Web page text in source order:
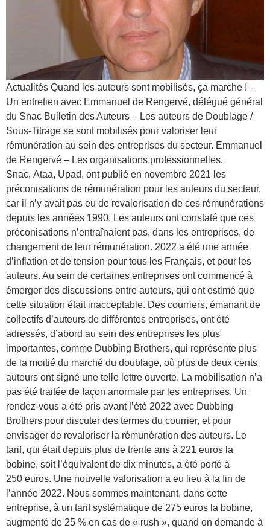
Actualités Quand les auteurs sont mobilisés, ça marche ! –
Un entretien avec Emmanuel de Rengervé, délégué général
du Snac Bulletin des Auteurs – Les auteurs de Doublage /
Sous-Titrage se sont mobilisés pour valoriser leur
rémunération au sein des entreprises du secteur. Emmanuel
de Rengervé – Les organisations professionnelles,
Snac, Ataa, Upad, ont publié en novembre 2021 les
préconisations de rémunération pour les auteurs du secteur,
car il n’y avait pas eu de revalorisation de ces rémunérations
depuis les années 1990. Les auteurs ont constaté que ces
préconisations n’entraînaient pas, dans les entreprises, de
changement de leur rémunération. 2022 a été une année
d’inflation et de tension pour tous les Français, et pour les
auteurs. Au sein de certaines entreprises ont commencé à
émerger des discussions entre auteurs, qui ont estimé que
cette situation était inacceptable. Des courriers, émanant de
collectifs d’auteurs de différentes entreprises, ont été
adressés, d’abord au sein des entreprises les plus
importantes, comme Dubbing Brothers, qui représente plus
de la moitié du marché du doublage, où plus de deux cents
auteurs ont signé une telle lettre ouverte. La mobilisation n’a
pas été traitée de façon anormale par les entreprises. Un
rendez-vous a été pris avant l’été 2022 avec Dubbing
Brothers pour discuter des termes du courrier, et pour
envisager de revaloriser la rémunération des auteurs. Le
tarif, qui était depuis plus de trente ans à 221 euros la
bobine, soit l’équivalent de dix minutes, a été porté à
250 euros. Une nouvelle valorisation a eu lieu à la fin de
l’année 2022. Nous sommes maintenant, dans cette
entreprise, à un tarif systématique de 275 euros la bobine,
augmenté de 25 % en cas de « rush », quand on demande à